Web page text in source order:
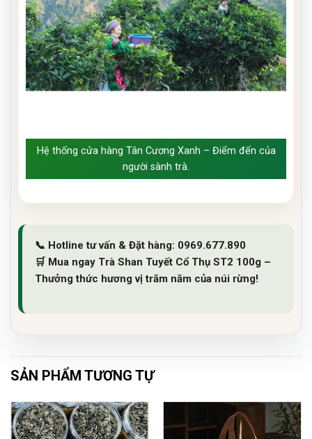
Hệ thống cửa hàng Tân Cương Xanh – Điểm đến của
người sành trà.
📞 Hotline tư vấn & Đặt hàng: 0969.677.890
🛒 Mua ngay Trà Shan Tuyết Cổ Thụ ST2 100g –
Thưởng thức hương vị trăm năm của núi rừng!
SẢN PHẨM TƯƠNG TỰ